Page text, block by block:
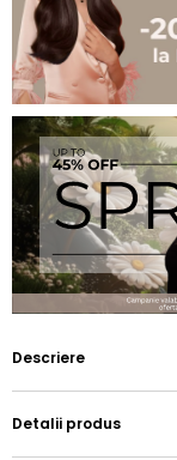
Descriere
Detalii produs